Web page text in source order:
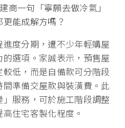
商一句「寧願去做冷氣」
能成解方嗎？
度分期，遭不少年輕購屋
選項。家誠表示，預售屋
低，而是自備款可分階段
準備交屋款與裝潢費。此
服務，可於施工階段調整
住宅客製化程度。